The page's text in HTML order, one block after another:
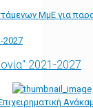
ΜμΕ για
2027
2021-2027